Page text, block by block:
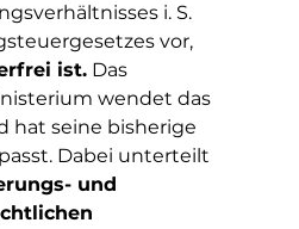
i. S.
vor,
ist. Das
wendet das
hat seine bisherige
Dabei unterteilt
und